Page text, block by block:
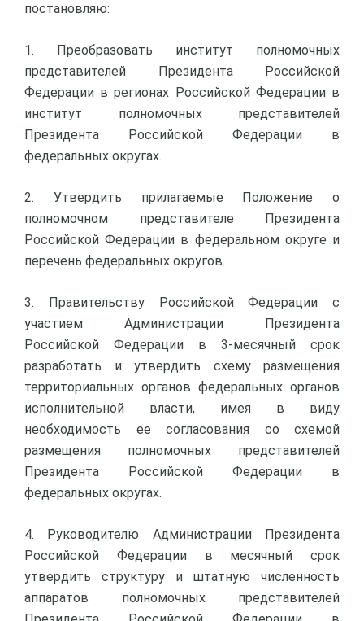
постановляю:
1. Преобразовать институт полномочных
представителей Президента Российской
Федерации в регионах Российской Федерации в
институт полномочных представителей
Президента Российской Федерации в
федеральных округах.
2. Утвердить прилагаемые Положение о
полномочном представителе Президента
Российской Федерации в федеральном округе и
перечень федеральных округов.
3. Правительству Российской Федерации с
участием Администрации Президента
Российской Федерации в 3-месячный срок
разработать и утвердить схему размещения
территориальных органов федеральных органов
исполнительной власти, имея в виду
необходимость ее согласования со схемой
размещения полномочных представителей
Президента Российской Федерации в
федеральных округах.
4. Руководителю Администрации Президента
Российской Федерации в месячный срок
утвердить структуру и штатную численность
аппаратов полномочных представителей